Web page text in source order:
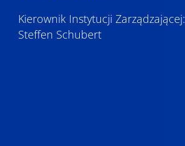
Kierownik Instytucji Zarządzającej:
Steffen Schubert